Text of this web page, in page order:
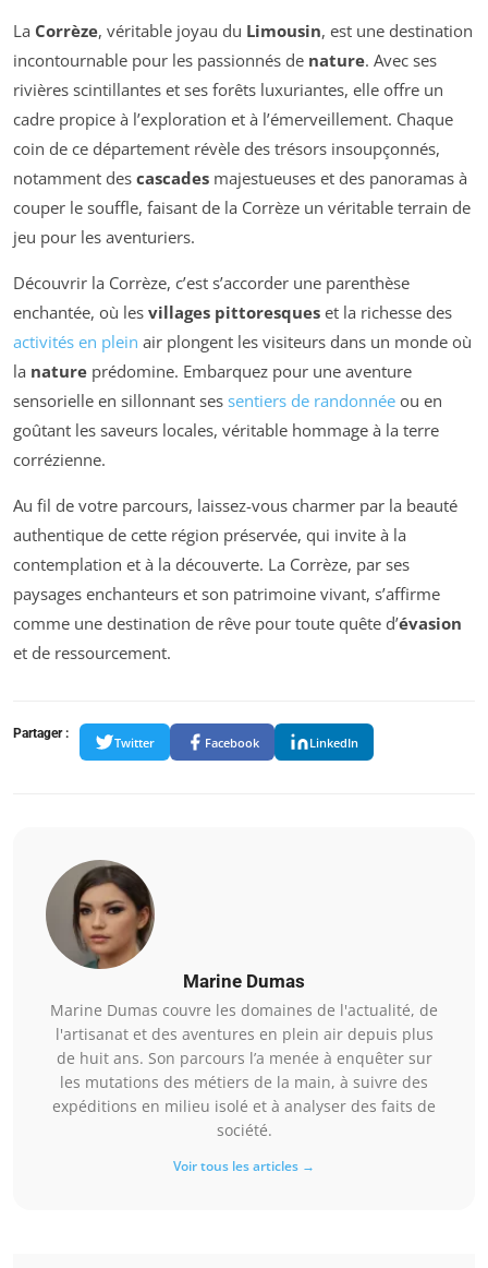
La Corrèze, véritable joyau du Limousin, est une destination
incontournable pour les passionnés de nature. Avec ses
rivières scintillantes et ses forêts luxuriantes, elle offre un
cadre propice à l’exploration et à l’émerveillement. Chaque
coin de ce département révèle des trésors insoupçonnés,
notamment des cascades majestueuses et des panoramas à
couper le souffle, faisant de la Corrèze un véritable terrain de
jeu pour les aventuriers.
Découvrir la Corrèze, c’est s’accorder une parenthèse
enchantée, où les villages pittoresques et la richesse des
activités en plein air plongent les visiteurs dans un monde où
la nature prédomine. Embarquez pour une aventure
sensorielle en sillonnant ses sentiers de randonnée ou en
goûtant les saveurs locales, véritable hommage à la terre
corrézienne.
Au fil de votre parcours, laissez-vous charmer par la beauté
authentique de cette région préservée, qui invite à la
contemplation et à la découverte. La Corrèze, par ses
paysages enchanteurs et son patrimoine vivant, s’affirme
comme une destination de rêve pour toute quête d’évasion
et de ressourcement.
Partager :
Twitter Facebook LinkedIn
Marine Dumas
Marine Dumas couvre les domaines de l'actualité, de
l'artisanat et des aventures en plein air depuis plus
de huit ans. Son parcours l’a menée à enquêter sur
les mutations des métiers de la main, à suivre des
expéditions en milieu isolé et à analyser des faits de
société.
Voir tous les articles →